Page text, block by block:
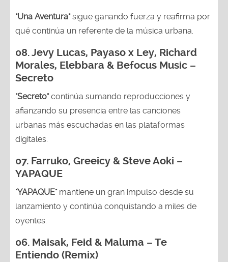
"Una Aventura"sigue ganando fuerza y reafirma por
qué continúa un referente de la música urbana.
08. Jevy Lucas, Payaso x Ley, Richard
Morales, Elebbara & Befocus Music –
Secreto
"Secreto"continúa sumando reproducciones y
afianzando su presencia entre las canciones
urbanas más escuchadas en las plataformas
digitales.
07. Farruko, Greeicy & Steve Aoki –
YAPAQUE
"YAPAQUE"mantiene un gran impulso desde su
lanzamiento y continúa conquistando a miles de
oyentes.
06. Maisak, Feid & Maluma – Te
Entiendo (Remix)